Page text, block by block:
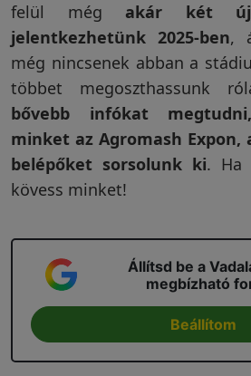
felül még akár két
jelentkezhetünk 2025-ben,
még nincsenek abban a
többet megoszthassunk
bővebb infókat
minket az Agromash Expon,
belépőket sorsolunk ki. Ha
kövess minket!
Állítsd be a
megbízható
Beállítom